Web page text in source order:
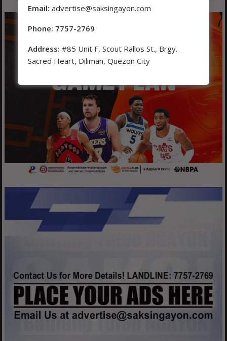
Email: advertise@saksingayon.com
Phone: 7757-2769
Address: #85 Unit F, Scout Rallos St., Brgy.
Sacred Heart, Diliman, Quezon City